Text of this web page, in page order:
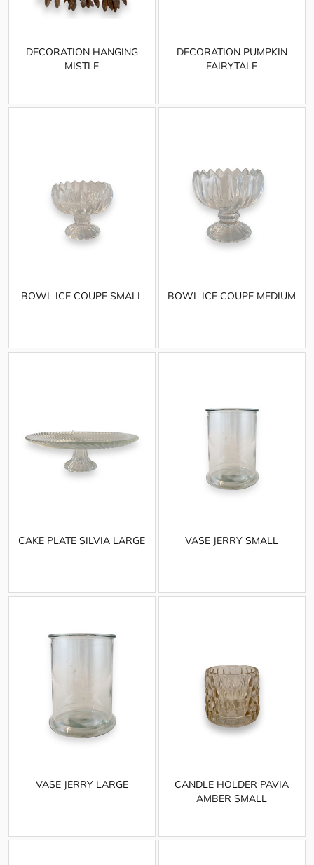
DECORATION HANGING
MISTLE
DECORATION PUMPKIN
FAIRYTALE
BOWL ICE COUPE SMALL BOWL ICE COUPE MEDIUM
CAKE PLATE SILVIA LARGE VASE JERRY SMALL
VASE JERRY LARGE
CANDLE HOLDER PAVIA
AMBER SMALL